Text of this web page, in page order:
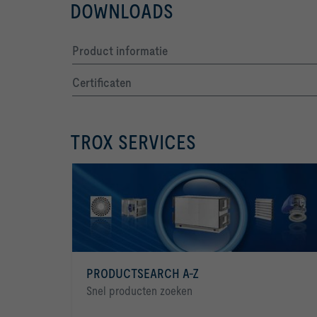
LWNR [dB]     n.V.
DOWNLOADS
Product informatie
Certificaten
TROX SERVICES
PRODUCTSEARCH A-Z
Snel producten zoeken